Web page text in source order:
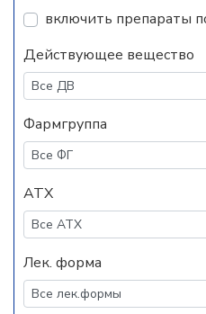
включить препараты
Действующее вещество
Фармгруппа
АТХ
Лек. форма